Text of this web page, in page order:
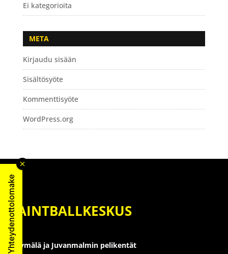
Yhteydenottolomake
Ei kategorioita
META
Kirjaudu sisään
Sisältösyöte
Kommenttisyöte
WordPress.org
PAINTBALLKESKUS
Myymälä ja Juvanmalmin pelikentät